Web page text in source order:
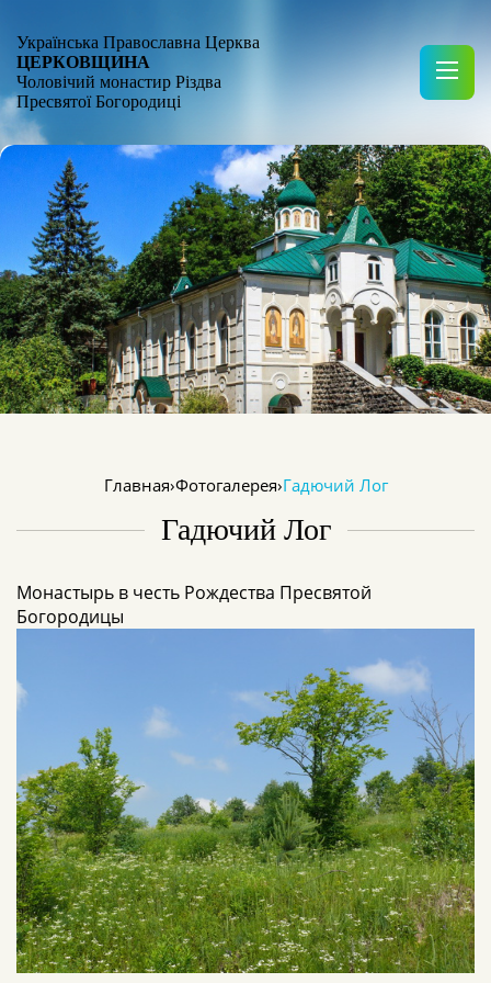
Українська Православна Церква
ЦЕРКОВЩИНА
Чоловічий монастир Різдва
Пресвятої Богородиці
Главная›Фотогалерея›Гадючий Лог
Гадючий Лог
Монастырь в честь Рождества Пресвятой
Богородицы